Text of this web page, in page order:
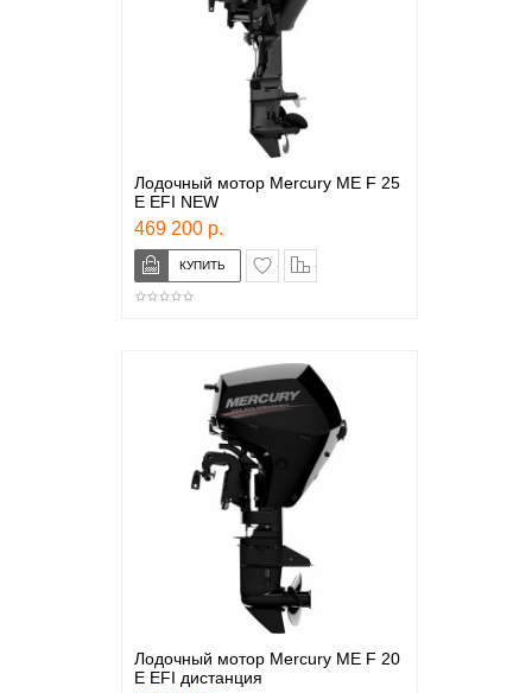
Лодочный мотор Mercury ME F 25
E EFI NEW
469 200 р.
в закладки
Лодочный мотор Mercury ME F 20
E EFI дистанция